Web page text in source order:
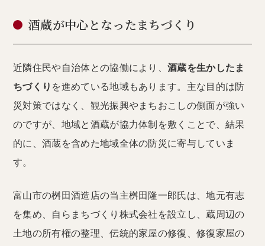
酒蔵が中心となったまちづくり
近隣住民や自治体との協働により、酒蔵を生かしたま
ちづくり を進めている地域もあります。主な目的は防
災対策ではなく、観光振興やまちおこしの側面が強い
のですが、地域と酒蔵が協力体制を敷くことで、結果
的に、酒蔵を含めた地域全体の防災に寄与していま
す。
富山市の桝田酒造店の当主桝田隆一郎氏は、地元有志
を集め、自らまちづくり株式会社を設立し、蔵周辺の
土地の所有権の整理、伝統的家屋の修復、修復家屋の